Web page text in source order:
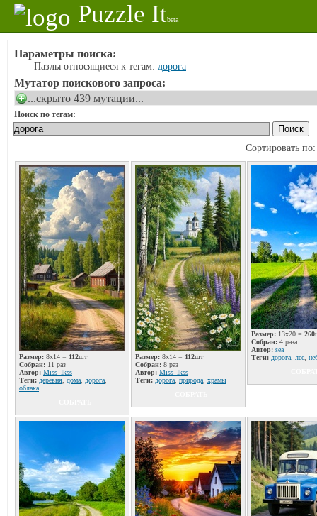
Puzzle Itbeta
Параметры поиска:
Пазлы относящиеся к тегам: дорога
Мутатор поискового запроса:
...скрыто 439 мутации...
Поиск по тегам:
Сортировать
Размер: 8x14 = 112шт
Собран: 11 раз
Автор: Miss_Ikss
Теги: деревня дома дорога
облака
Размер: 8x14 = 112шт
Собран: 8 раз
Автор: Miss_Ikss
Теги: дорога природа храмы
Размер: 13x20 = 260
Собран: 4 раза
Автор: sea
Теги: дорога лес